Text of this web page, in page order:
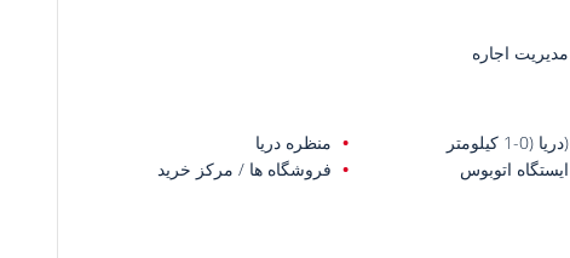
مدیریت اجاره
(دریا (0-1 کیلومتر
منظره دریا
ایستگاه اتوبوس
فروشگاه ها / مرکز خرید